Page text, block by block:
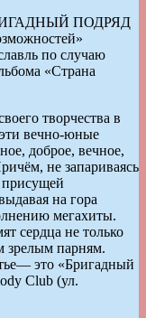
ПОДРЯД
по случаю
«Страна
творчества в
вечно-юные
доброе, вечное,
не запариваясь
присущей
на гора
мегахиты.
сердца не только
зрелым парням.
это «Бригадный
Club (ул.